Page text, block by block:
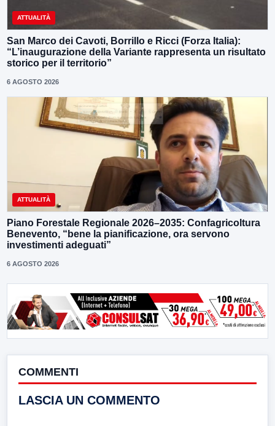
ATTUALITÀ
San Marco dei Cavoti, Borrillo e Ricci (Forza Italia):
“L’inaugurazione della Variante rappresenta un risultato
storico per il territorio”
6 AGOSTO 2026
ATTUALITÀ
Piano Forestale Regionale 2026–2035: Confagricoltura
Benevento, “bene la pianificazione, ora servono
investimenti adeguati”
6 AGOSTO 2026
COMMENTI
LASCIA UN COMMENTO